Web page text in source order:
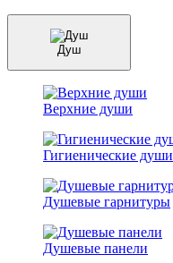
Душ
Верхние души
Гигиенические души
Душевые гарнитуры
Душевые панели